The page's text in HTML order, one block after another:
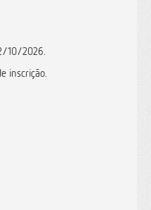
10/2026.
inscrição.